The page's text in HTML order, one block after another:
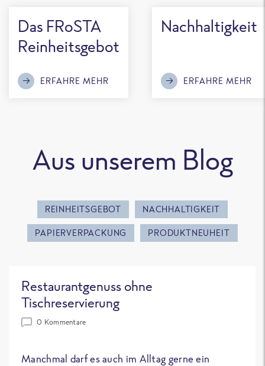
Das FRoSTA
Reinheitsgebot
ERFAHRE MEHR
Nachhaltigkeit
ERFAHRE MEHR
Aus unserem Blog
REINHEITSGEBOT NACHHALTIGKEIT
PAPIERVERPACKUNG PRODUKTNEUHEIT
Restaurantgenuss ohne
Tischreservierung
0 Kommentare
Manchmal darf es auch im Alltag gerne ein